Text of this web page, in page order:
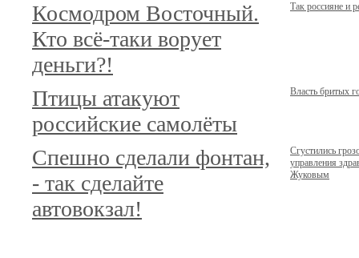
Космодром Восточный.
Кто всё-таки ворует
деньги?!
Так россияне и
Птицы атакуют
российские самолёты
Власть бритых
Спешно сделали фонтан,
- так сделайте
автовокзал!
Сгустились
управления
Жуковым